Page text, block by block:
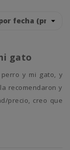
gato
recomendaron y
precio, creo que